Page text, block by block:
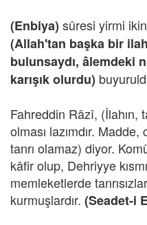
(Enbiya) sûresi yirmi
(Allah'tan başka bir
bulunsaydı, âlemdeki
karışık olurdu)
Fahreddin Râzî, (İlahın,
olması lazımdır.
tanrı olamaz) diyor.
kâfir olup, Dehriyye
memleketlerde
kurmuşlardır. (Seadet-i